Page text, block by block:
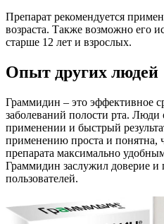
Препарат рекомендуется
возраста. Также возможно его
старше 12 лет и взрослых.
Опыт других людей
Граммидин – это эффективное
заболеваний полости рта. Люди
применении и быстрый
применению проста и понятна,
препарата максимально
Граммидин заслужил доверие
пользователей.